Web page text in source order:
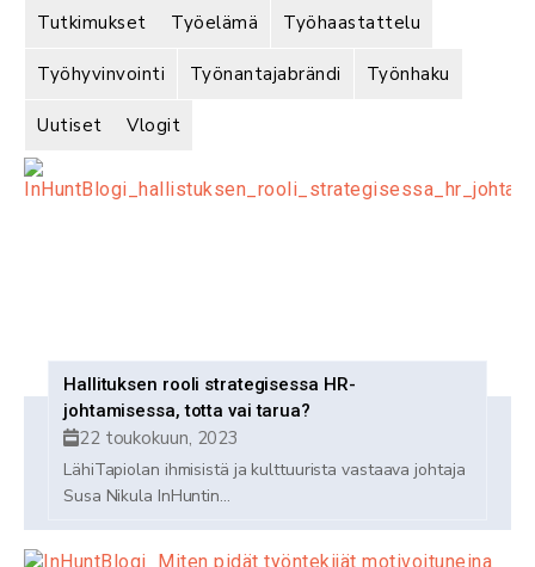
Tutkimukset Työelämä Työhaastattelu
Työhyvinvointi Työnantajabrändi Työnhaku
Uutiset Vlogit
Hallituksen rooli strategisessa HR-
johtamisessa, totta vai tarua?
22 toukokuun, 2023
LähiTapiolan ihmisistä ja kulttuurista vastaava johtaja
Susa Nikula InHuntin...